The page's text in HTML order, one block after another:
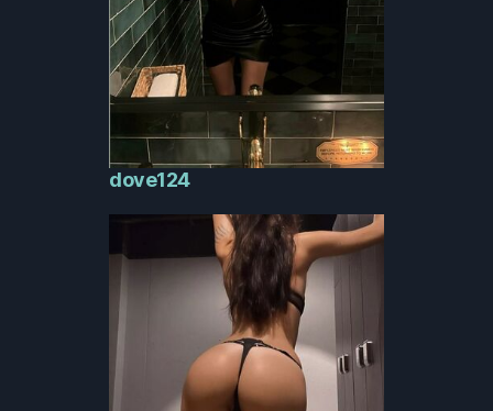
dove124